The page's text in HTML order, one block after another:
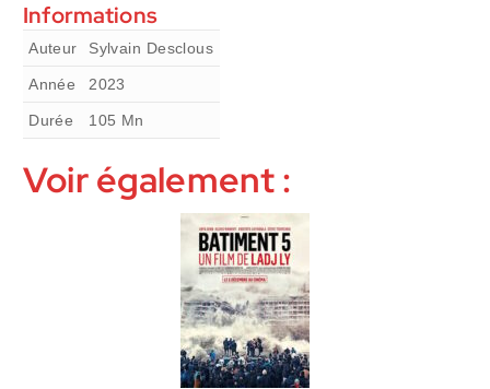
Informations
Auteur Sylvain Desclous
Année 2023
Durée 105 Mn
Voir également :